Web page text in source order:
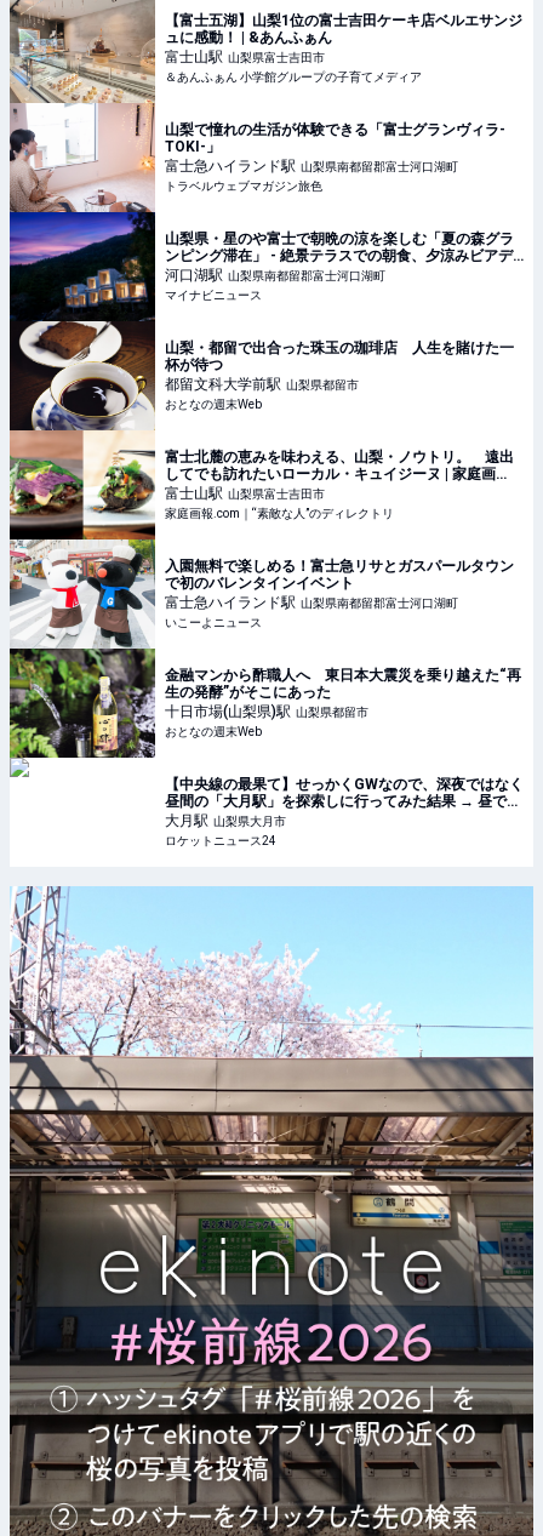
【富士五湖】山梨1位の富士吉田ケーキ店ベルエサンジ
ュに感動！ | &あんふぁん
富士山駅 山梨県富士吉田市
＆あんふぁん 小学館グループの子育てメディア
山梨で憧れの生活が体験できる「富士グランヴィラ-
TOKI-」
富士急ハイランド駅 山梨県南都留郡富士河口湖町
トラベルウェブマガジン旅色
山梨県・星のや富士で朝晩の涼を楽しむ「夏の森グラ
ンピング滞在」 - 絶景テラスでの朝食、夕涼みビアデ
ッキなど
河口湖駅 山梨県南都留郡富士河口湖町
マイナビニュース
山梨・都留で出合った珠玉の珈琲店 人生を賭けた一
杯が待つ
都留文科大学前駅 山梨県都留市
おとなの週末Web
富士北麓の恵みを味わえる、山梨・ノウトリ。 遠出
してでも訪れたいローカル・キュイジーヌ | 家庭画
報.com｜“素敵な人”のディレクトリ
富士山駅 山梨県富士吉田市
家庭画報.com｜“素敵な人”のディレクトリ
入園無料で楽しめる！富士急リサとガスパールタウン
で初のバレンタインイベント
富士急ハイランド駅 山梨県南都留郡富士河口湖町
いこーよニュース
金融マンから酢職人へ 東日本大震災を乗り越えた“再
生の発酵”がそこにあった
十日市場(山梨県)駅 山梨県都留市
おとなの週末Web
【中央線の最果て】せっかくGWなので、深夜ではなく
昼間の「大月駅」を探索しに行ってみた結果 → 昼でも
鬼の棲家だった
大月駅 山梨県大月市
ロケットニュース24